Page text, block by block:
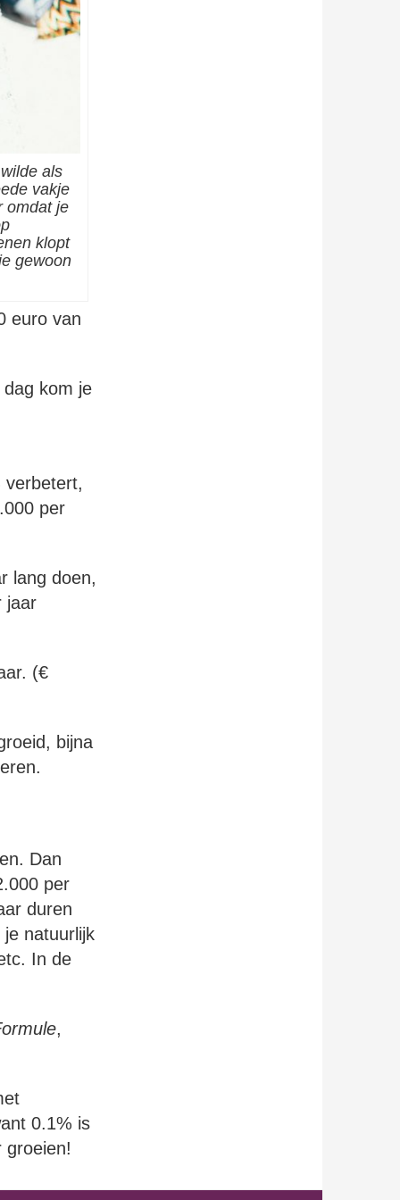
als
vakje
omdat je
klopt
gewoon
euro van
kom je
verbetert,
per
lang doen,
jaar
(€
bijna
Dan
per
duren
natuurlijk
In de
,
0.1% is
groeien!